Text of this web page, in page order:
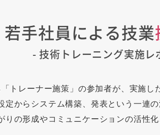
若手社員による技業
- 技術トレーニング実施レ
トレーナー施策」の参加者が、実施し
からシステム構築、発表という一連の
の形成やコミュニケーションの活性